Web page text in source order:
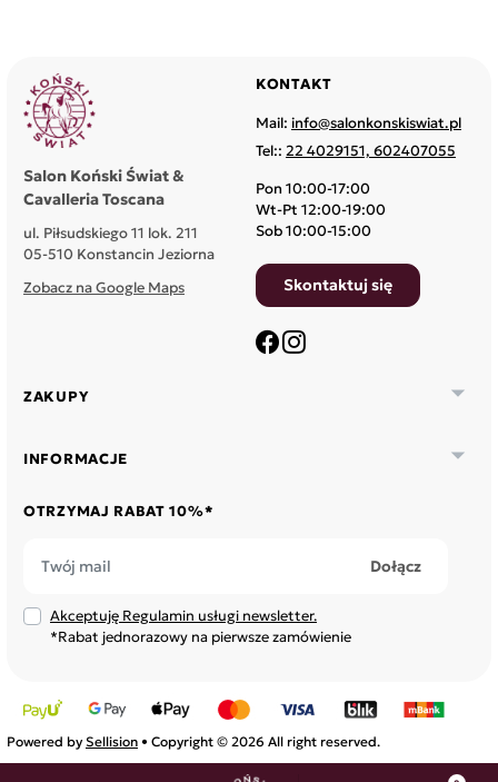
Salon Koński Świat &
Cavalleria Toscana
ul. Piłsudskiego 11 lok. 211
05-510 Konstancin Jeziorna
Zobacz na Google Maps
ZAKUPY 
INFORMACJE 
OTRZYMAJ RABAT 10%*
Akceptuję Regulamin usługi newsletter.
*Rabat jednorazowy na pierwsze zamówienie
KONTAKT
Mail: info@salonkonskiswiat.pl
Tel:: 22 4029151, 602407055
Pon 10:00-17:00
Wt-Pt 12:00-19:00
Sob 10:00-15:00
Skontaktuj się
Powered by Sellision • Copyright © 2026 All right reserved.